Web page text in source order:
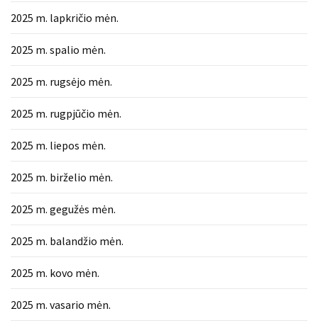
MOST
Patarimai
(76)
Paslaugos
(38)
Įdomybės
2025 m. lapkričio mėn.
2025 m. spalio mėn.
2025 m. rugsėjo mėn.
2025 m. rugpjūčio mėn.
2025 m. liepos mėn.
2025 m. birželio mėn.
2025 m. gegužės mėn.
2025 m. balandžio mėn.
2025 m. kovo mėn.
2025 m. vasario mėn.